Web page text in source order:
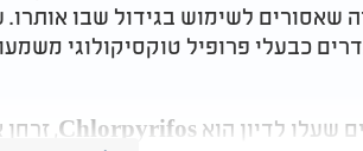
כבעלי פרופיל טוקסיקולוגי